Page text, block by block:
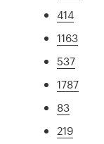
414
1163
537
1787
83
219